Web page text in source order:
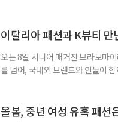
획한 아트 퍼포먼스 ‘과거에서 미래
이탈리아 패션과 K뷰티 만
오는 8일 시니어 매거진 브라보마
를 넘어, 국내외 브랜드와 인물이
래로’가 맡는다. 이 무대는 전문 무
올봄, 중년 여성 유혹 패